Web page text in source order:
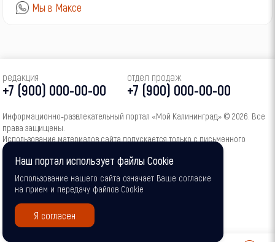
Мы в Максе
редакция
+7 (900) 000-00-00
отдел продаж
+7 (900) 000-00-00
Информационно‑развлекательный портал «Мой Калининград» © 2026. Все
права защищены.
Использование материалов сайта допускается только с письменного
согласия администрации портала.
16+
Наш портал использует файлы Cookie
Использование нашего сайта означает Ваше согласие
на прием и передачу файлов Cookie
Я согласен